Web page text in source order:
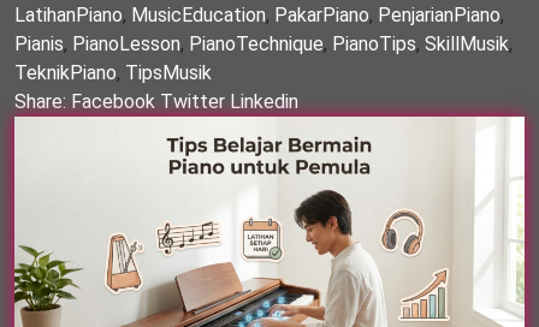
LatihanPiano, MusicEducation, PakarPiano, PenjarianPiano,
Pianis, PianoLesson, PianoTechnique, PianoTips, SkillMusik,
TeknikPiano, TipsMusik
Share: Facebook Twitter Linkedin